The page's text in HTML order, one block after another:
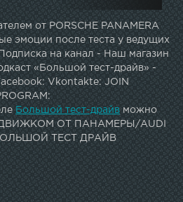
от PORSCHE PANAMERA
эмоции после теста у ведущих
на канал - Наш магазин
«Большой тест-драйв» -
Vkontakte: JOIN
Большой тест-драйв можно
ДВИЖКОМ ОТ ПАНАМЕРЫ/AUDI
ТЕСТ ДРАЙВ